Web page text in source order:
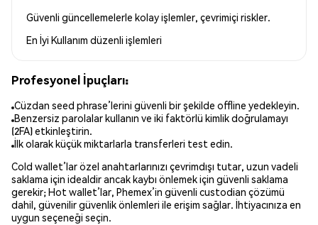
Güvenli güncellemelerle kolay işlemler, çevrimiçi riskler.
En İyi Kullanım düzenli işlemleri
Profesyonel İpuçları:
Cüzdan seed phrase’lerini güvenli bir şekilde offline yedekleyin.
Benzersiz parolalar kullanın ve iki faktörlü kimlik doğrulamayı
(2FA) etkinleştirin.
İlk olarak küçük miktarlarla transferleri test edin.
Cold wallet’lar özel anahtarlarınızı çevrimdışı tutar, uzun vadeli
saklama için idealdir ancak kaybı önlemek için güvenli saklama
gerekir; Hot wallet’lar, Phemex’in güvenli custodian çözümü
dahil, güvenilir güvenlik önlemleri ile erişim sağlar. İhtiyacınıza en
uygun seçeneği seçin.